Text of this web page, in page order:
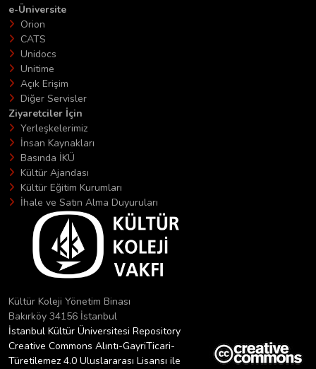
e-Üniversite
Orion
CATS
Unidocs
Unitime
Açık Erişim
Diğer Servisler
Ziyaretciler İçin
Yerleşkelerimiz
İnsan Kaynakları
Basında İKÜ
Kültür Ajandası
Kültür Eğitim Kurumları
İhale ve Satın Alma Duyuruları
Kültür Koleji Yönetim Binası
Bakırköy 34156 İstanbul
İstanbul Kültür Üniversitesi Repository
Creative Commons Alıntı-GayriTicari-
Türetilemez 4.0 Uluslararası Lisansı ile